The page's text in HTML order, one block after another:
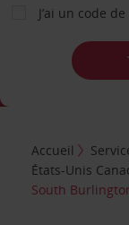
J’ai un code
Accueil
États-Unis
South